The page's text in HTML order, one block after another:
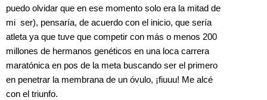
puedo olvidar que en ese momento solo era la mitad de
mi ser), pensaría, de acuerdo con el inicio, que sería
atleta ya que tuve que competir con más o menos 200
millones de hermanos genéticos en una loca carrera
maratónica en pos de la meta buscando ser el primero
en penetrar la membrana de un óvulo, ¡fiuuu! Me alcé
con el triunfo.